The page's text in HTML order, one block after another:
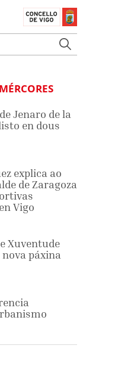
Jenaro de la
en dous
explica ao
de Zaragoza
Vigo
Xuventude
páxina